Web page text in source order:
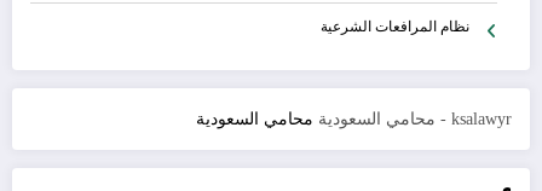
نظام المرافعات الشرعية
ksalawyr - محامي السعودية محامي السعودية